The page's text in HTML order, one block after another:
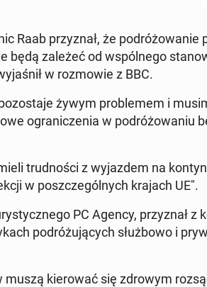
Raab przy­znał, że po­dró­żo­wa­nie
będą zależeć od wspól­ne­go
w roz­mo­wie z BBC.
żywym pro­ble­mem i
ogra­ni­cze­nia w po­dró­żo­wa­niu
trud­no­ści z wy­jaz­dem na
w po­szcze­gól­nych krajach UE".
PC Agency, przy­znał z
po­dró­żu­ją­cych służ­bo­wo i
kie­ro­wać się zdrowym